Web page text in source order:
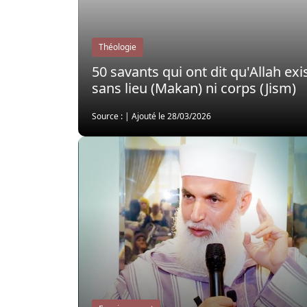
Théologie
50 savants qui ont dit qu'Allah
sans lieu (Makan) ni corps (Jism)
Source : | Ajouté le 28/03/2026